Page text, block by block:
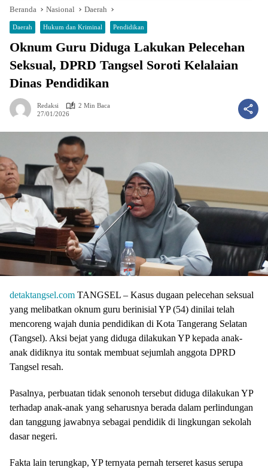
Beranda Nasional Daerah
Daerah Hukum dan Kriminal Pendidikan
Oknum Guru Diduga Lakukan Pelecehan
Seksual, DPRD Tangsel Soroti Kelalaian
Dinas Pendidikan
Redaksi
2 Min Baca
27/01/2026
detaktangsel.com TANGSEL – Kasus dugaan pelecehan seksual
yang melibatkan oknum guru berinisial YP (54) dinilai telah
mencoreng wajah dunia pendidikan di Kota Tangerang Selatan
(Tangsel). Aksi bejat yang diduga dilakukan YP kepada anak-
anak didiknya itu sontak membuat sejumlah anggota DPRD
Tangsel resah.
Pasalnya, perbuatan tidak senonoh tersebut diduga dilakukan YP
terhadap anak-anak yang seharusnya berada dalam perlindungan
dan tanggung jawabnya sebagai pendidik di lingkungan sekolah
dasar negeri.
Fakta lain terungkap, YP ternyata pernah terseret kasus serupa